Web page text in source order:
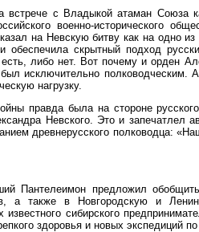
с Владыкой атаман Союза
военно-исторического
на Невскую битву как на одно из
обеспечила скрытный подход
либо нет. Вот почему и орден
исключительно полководческим.
нагрузку.
правда была на стороне
Невского. Это и запечатлел
древнерусского полководца:
Пантелеимон предложил
а также в Новгородскую и
известного сибирского
здоровья и новых экспедиций